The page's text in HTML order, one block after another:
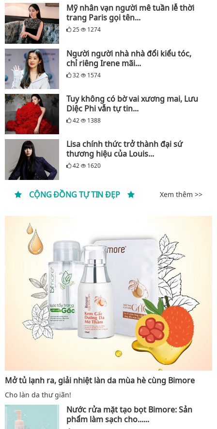
Mỹ nhân vạn người mê tuần lễ thời
trang Paris gọi tên...
25 1274
Người người nhà nhà đổi kiểu tóc,
chỉ riêng Irene mãi...
32 1574
Tuy không có bờ vai xương mai, Lưu
Diệc Phi vẫn tự tin...
42 1388
Lisa chính thức trở thành đại sứ
thương hiệu của Louis...
42 1620
CỘNG ĐỒNG TỰ TIN ĐẸP Xem thêm >>
Mở tủ lạnh ra, giải nhiệt làn da mùa hè cùng Bimore
Cho làn da thư giãn!
Nước rửa mặt tạo bọt Bimore: Sản
phẩm làm sạch cho......